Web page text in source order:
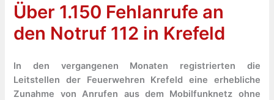
Über 1.150 Fehlanrufe an
den Notruf 112 in Krefeld
In den vergangenen Monaten registrierten die
Leitstellen der Feuerwehren Krefeld eine erhebliche
Zunahme von Anrufen aus dem Mobilfunknetz ohne